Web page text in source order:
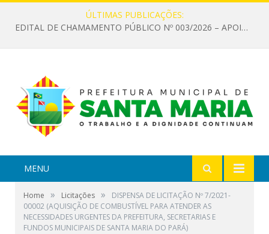
ÚLTIMAS PUBLICAÇÕES:
EDITAL DE CHAMAMENTO PÚBLICO Nº 003/2026 – APOIO À INFRAESTRUTURA CULTURAL
MENU
Home » Licitações »
DISPENSA DE LICITAÇÃO Nº 7/2021-
00002 (AQUISIÇÃO DE COMBUSTÍVEL PARA ATENDER AS
NECESSIDADES URGENTES DA PREFEITURA, SECRETARIAS E
FUNDOS MUNICIPAIS DE SANTA MARIA DO PARÁ)